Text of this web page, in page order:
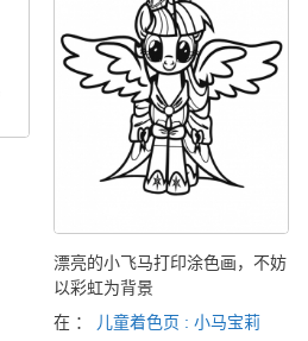
漂亮的小飞马打印涂色画，不妨
以彩虹为背景
在 ：
儿童着色页 : 小马宝莉